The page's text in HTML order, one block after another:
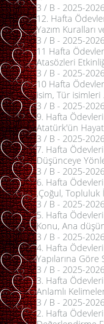
3 / B - 2025-
12. Hafta
Yazım Kuralları
3 / B - 2025-
11 Hafta
Atasözleri
3 / B - 2025-
10 Hafta
isim, Tür isimleri
3 / B - 2025-
9. Hafta Ödevleri
Atatürk'ün
3 / B - 2025-
7. Hafta Ödevleri
Düşünceye
3 / B - 2025-
6. Hafta Ödevleri
,Çoğul, Topluluk
3 / B - 2025-
5. Hafta Ödevleri
Konu, Ana
3 / B - 2025-
4. Hafta Ödevleri
Yapılarına
3 / B - 2025-
3. Hafta Ödevleri
Anlamlı
3 / B - 2025-
2. Hafta